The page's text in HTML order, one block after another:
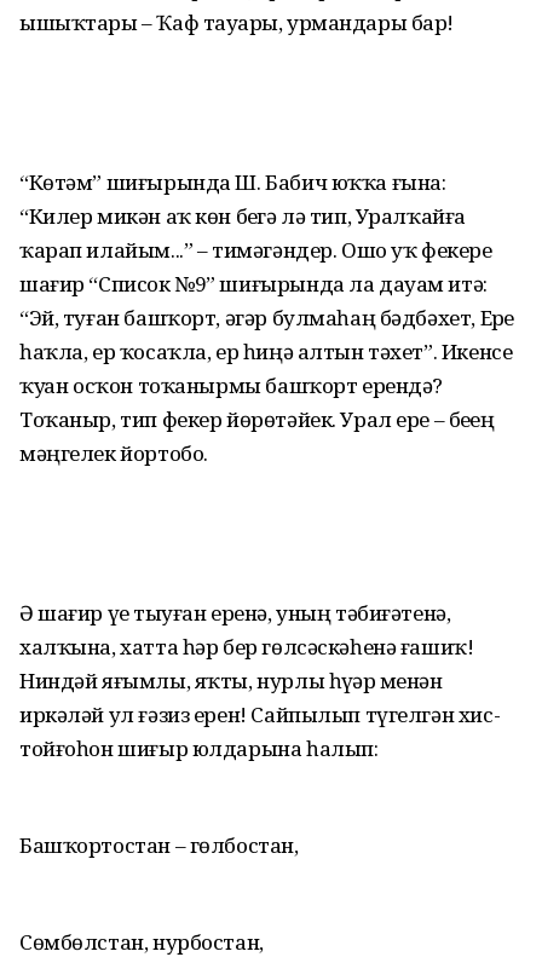
ышыҡтары – Ҡаф тауҙары, урмандары бар!
“Көтәм” шиғырында Ш. Бабич юҡҡа ғына:
“Килер микән аҡ көн беҙгә лә тип, Уралҡайға
ҡарап илайым...” – тимәгәндер. Ошо уҡ фекерҙе
шағир “Список №9” шиғырында ла дауам итә:
“Эй, туған башҡорт, әгәр булмаһаң бәдбәхет, Ерҙе
һаҡла, ер ҡосаҡла, ер һиңә алтын тәхет”. Икенсе
ҡуҙҙан осҡон тоҡанырмы башҡорт ерендә?
Тоҡаныр, тип фекер йөрөтәйек. Урал ере – беҙҙең
мәңгелек йортобоҙ.
Ә шағир үҙе тыуған еренә, уның тәбиғәтенә,
халҡына, хатта һәр бер гөлсәскәһенә ғашиҡ!
Ниндәй яғымлы, яҡты, нурлы һүҙҙәр менән
иркәләй ул ғәзиз ерен! Сайпылып түгелгән хис-
тойғоһон шиғыр юлдарына һалып:
Башҡортостан – гөлбостан,
Сөмбөлстан, нурбостан,